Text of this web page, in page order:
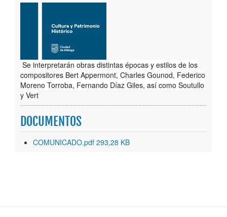
Se interpretarán obras distintas épocas y estilos de los
compositores Bert Appermont, Charles Gounod, Federico
Moreno Torroba, Fernando Díaz Giles, así como Soutullo
y Vert
DOCUMENTOS
COMUNICADO.pdf 293,28 KB